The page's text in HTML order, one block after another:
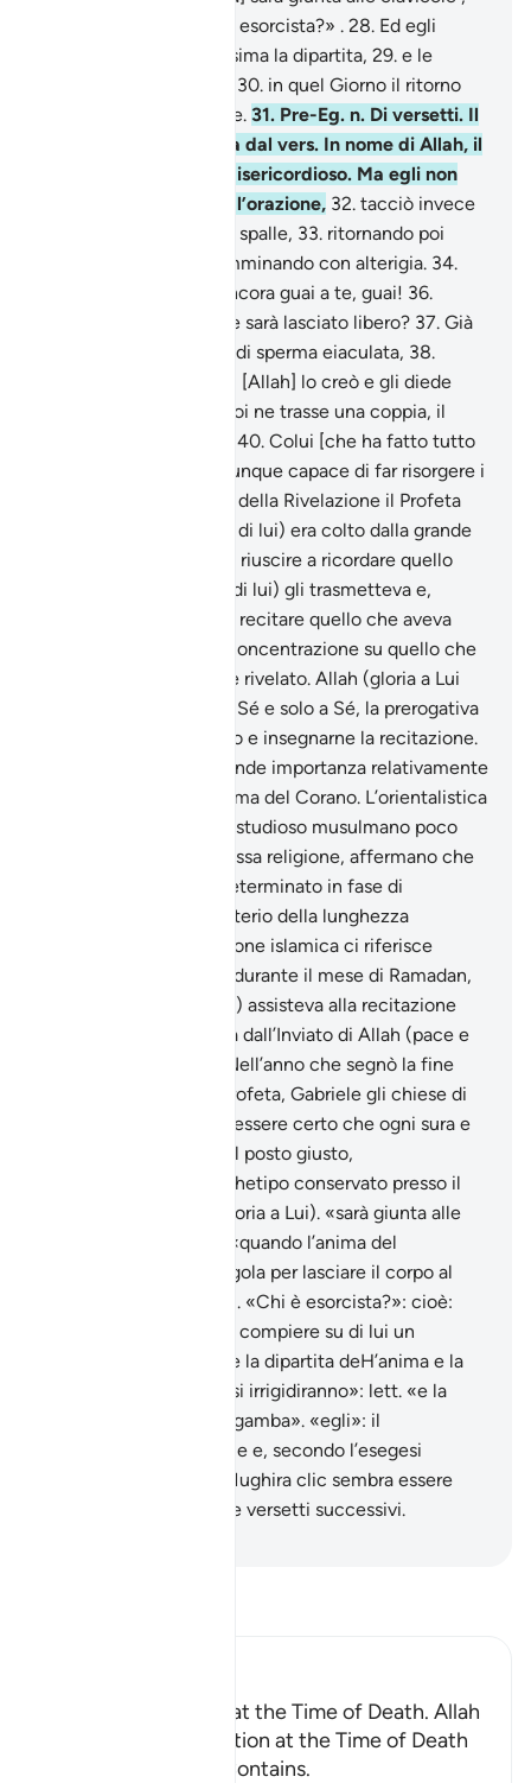
Certainty will Occur at the Time of Death. Allah
Informs of the Condition at the Time of Death
and What Terrors it Contains.
sarà gridato: «Chi è esorcista?» . 28. Ed egli
concluderà che è prossima la dipartita, 29. e le
30. in quel Giorno il ritorno
sarà verso il tuo Signore. 31. Pre-Eg. n. Di versetti. Il
nome della sura deriva dal vers. In nome di Allah, il
Compassionevole, il Misericordioso. Ma egli non
credette e non eseguì l’orazione, 32. tacciò invece
di menzogna e voltò le spalle, 33. ritornando poi
verso la sua gente, camminando con alterigia. 34.
e ancora guai a te, guai! 36.
Crede forse l’uomo che sarà lasciato libero? 37. Già
non fu che una goccia di sperma eiaculata, 38.
quindi un’aderenza, poi [Allah] lo creò e gli diede
poi ne trasse una coppia, il
40. Colui [che ha fatto tutto
questo] non sarebbe dunque capace di far risorgere i
morti? Nei primi tempi della Rivelazione il Profeta
(pace e benedizioni su di lui) era colto dalla grande
preoccupazione di non riuscire a ricordare quello
che Gabriele (pace su di lui) gli trasmetteva e,
pertanto si affrettava a recitare quello che aveva
ricevuto, perdendo la concentrazione su quello che
ancora stava per essere rivelato. Allah (gloria a Lui
l’Altissimo) rivendica a Sé e solo a Sé, la prerogativa
di dare ordine al Corano e insegnarne la recitazione.
Questo versetto ha grande importanza relativamente
alla questione della forma del Corano. L’orientalistica
occidentale e qualche studioso musulmano poco
rispettoso della sua stessa religione, affermano che
l’ordine delle sure fu determinato in fase di
compilazione con il criterio della lunghezza
decrescente. La tradizione islamica ci riferisce
invece che ogni anno, durante il mese di Ramadan,
Gabriele (pace su di lui) assisteva alla recitazione
dell’intero Corano fatta dall’Inviato di Allah (pace e
benedizioni su di lui). Nell’anno che segnò la fine
della vita terrena del Profeta, Gabriele gli chiese di
recitarlo due volte per essere certo che ogni sura e
ogni versetto fossero al posto giusto,
conformemente all’archetipo conservato presso il
Trono dell’Altissimo (gloria a Lui). «sarà giunta alle
clavicole»: come dire «quando l’anima del
moribondo risalirà alla gola per lasciare il corpo al
momento della morte». «Chi è esorcista?»: cioè:
«c’è qualcuno che può compiere su di lui un
esorcismo per impedire la dipartita deH’anima e la
morte?». «e le gambe si irrigidiranno»: lett. «e la
gamba si stringerà alla gamba». «egli»: il
miscredente in generale e, secondo l’esegesi
classica, al-Walìd ibn Mughira clic sembra essere
descritto anche dai due versetti successivi.